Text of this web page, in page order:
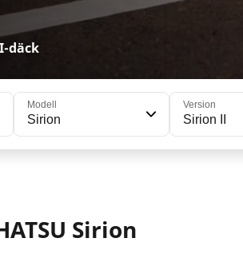
däck
Modell
Sirion
Version
Sirion II
Sirion